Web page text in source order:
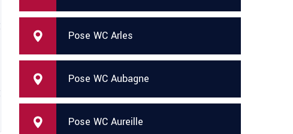
Pose WC Arles
Pose WC Aubagne
Pose WC Aureille